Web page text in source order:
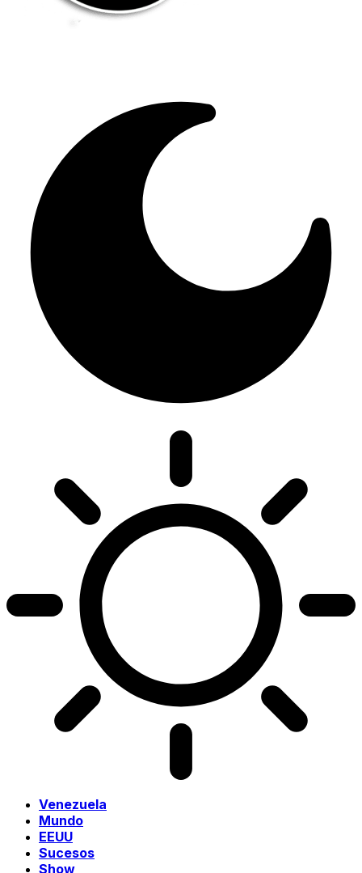
Venezuela
Mundo
EEUU
Sucesos
Show